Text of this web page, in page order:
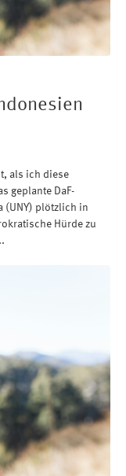
als ich diese
geplante DaF-
(UNY) plötzlich in
Hürde zu